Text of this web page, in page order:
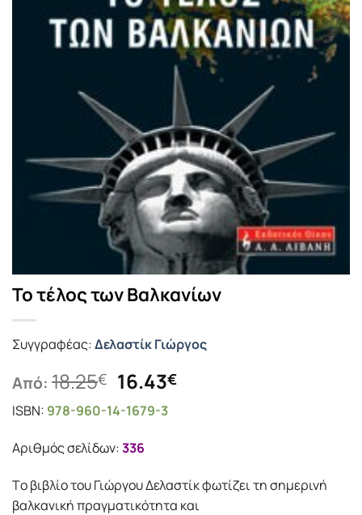
Το τέλος των Βαλκανίων
Συγγραφέας:Δελαστίκ Γιώργος
Από: 18.25€ Original
price
was:
18.25€.
16.43€Η
ISBN: 978-960-14-1679-3
Αριθμός σελίδων:336
Tο βιβλίο του Γιώργου Δελαστίκ φωτίζει τη σημερινή
βαλκανική πραγματικότητα και